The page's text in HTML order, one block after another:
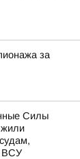
за
Силы
ВСУ